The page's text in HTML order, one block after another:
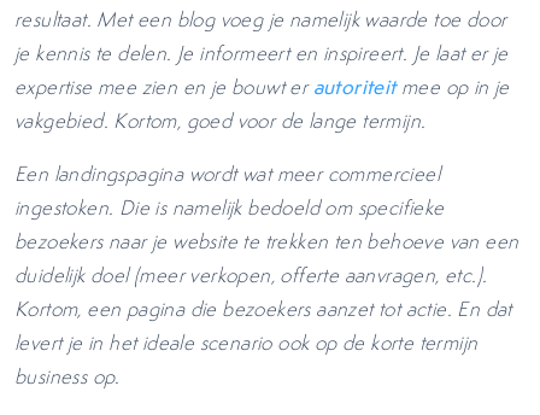
resultaat. Met een blog voeg je namelijk waarde toe door
je kennis te delen. Je informeert en inspireert. Je laat er je
expertise mee zien en je bouwt erautoriteitmee op in je
vakgebied. Kortom, goed voor de lange termijn.
Een landingspagina wordt wat meer commercieel
ingestoken. Die is namelijk bedoeld om specifieke
bezoekers naar je website te trekken ten behoeve van een
duidelijk doel (meer verkopen, offerte aanvragen, etc.).
Kortom, een pagina die bezoekers aanzet tot actie. En dat
levert je in het ideale scenario ook op de korte termijn
business op.